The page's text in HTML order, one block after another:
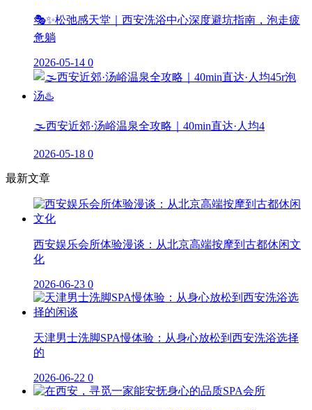
🎭✨松弛感天堂｜西安洗浴中心深度避坑指南，泡走疲
惫躺
2026-05-14 0
🌫️西安近郊·汤峪温泉全攻略｜40min直达·人均4
2026-05-18 0
最新文章
西安娱乐会所体验漫谈：从北京高端按摩到古都休闲文
化
2026-06-23 0
天津男士洗脚SPA慢体验：从身心放松到西安洗浴选择
的
2026-06-22 0